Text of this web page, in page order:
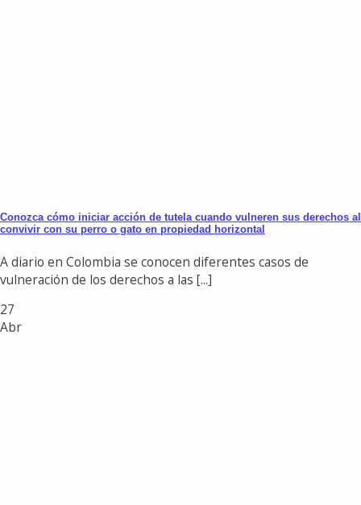
Conozca cómo iniciar acción de tutela cuando vulneren sus derechos al
convivir con su perro o gato en propiedad horizontal
A diario en Colombia se conocen diferentes casos de
vulneración de los derechos a las [...]
27
Abr